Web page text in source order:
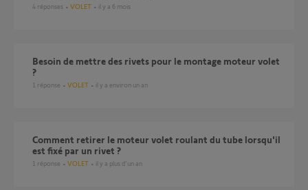
4 réponses VOLET il y a 6 mois
Besoin de mettre des rivets pour le montage moteur volet
?
1 réponse VOLET il y a environ un an
comment retirer le moteur volet roulant du tube lorsqu'il
est fixé par un rivet ?
1 réponse VOLET il y a plus d'un an